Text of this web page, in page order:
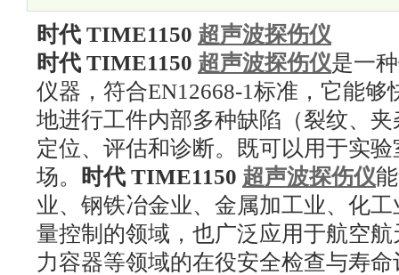
等领域的在役安全检查与寿命评估。
时代 TIME1150 超声波探伤仪
时代 TIME1150 超声波探伤仪是一
仪器，符合EN12668-1标准，它能
地进行工件内部多种缺陷（裂纹、
定位、评估和诊断。既可以用于实
场。
时代 TIME1150 超声波探伤仪
业、钢铁冶金业、金属加工业、化
量控制的领域，也广泛应用于航空
力容器等领域的在役安全检查与寿